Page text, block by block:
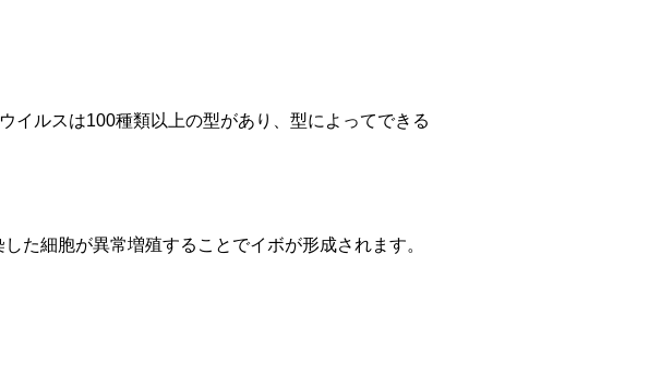
イルスは100種類以上の型があり、型によってできる
た細胞が異常増殖することでイボが形成されます。